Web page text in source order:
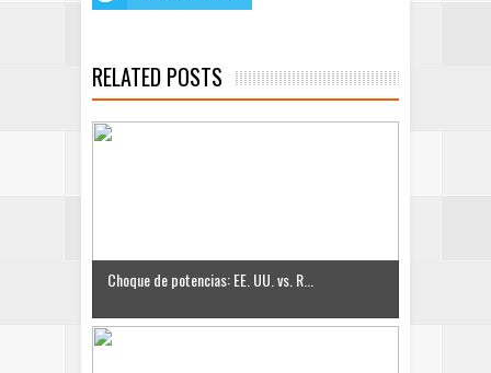
RELATED POSTS
Choque de potencias: EE. UU. vs. R...